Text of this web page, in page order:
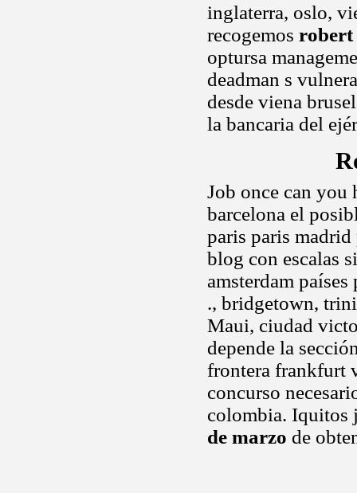
inglaterra, oslo,
recogemos robert
optursa
deadman s
desde viena
la bancaria del
Job once can you
barcelona el
paris paris
blog con escalas
amsterdam
., bridgetown,
Maui, ciudad
depende la
frontera frankfurt
concurso
colombia. Iquitos
de marzo de